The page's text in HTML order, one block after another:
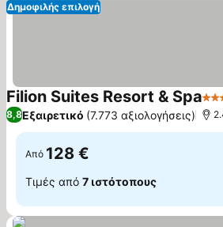
Δημοφιλής επιλογή
Filion Suites Resort & Spa5
8,8Εξαιρετικό (7.773 αξιολογήσεις)
Από 128 €
Τιμές από 7 ιστότοπους